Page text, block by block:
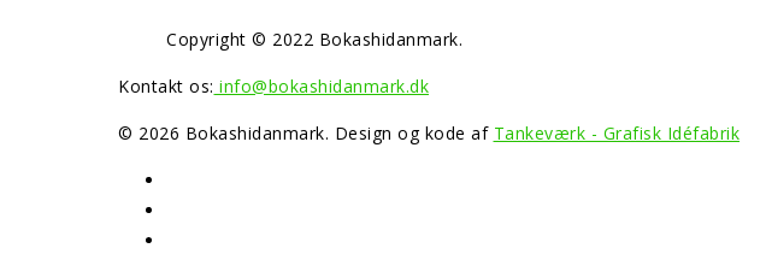
Copyright © 2022 Bokashidanmark.
Kontakt os: info@bokashidanmark.dk
© 2026 Bokashidanmark. Design og kode af Tankeværk - Grafisk Idéfabrik